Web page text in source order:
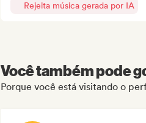
Rejeita música gerada por IA
Você também pode
Porque você está visitando o